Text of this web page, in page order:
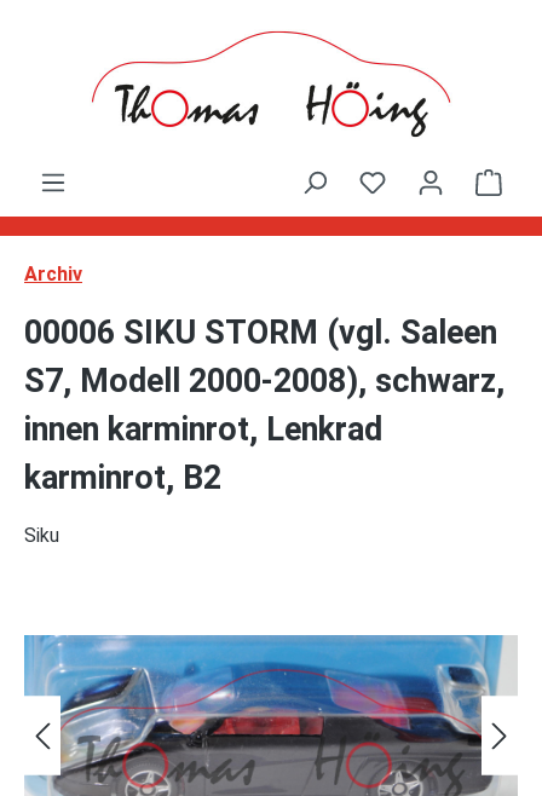
Archiv
00006 SIKU STORM (vgl. Saleen
S7, Modell 2000-2008), schwarz,
innen karminrot, Lenkrad
karminrot, B2
Siku